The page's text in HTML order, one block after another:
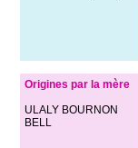
Origines par la mère
ULALY BOURNON
BELL